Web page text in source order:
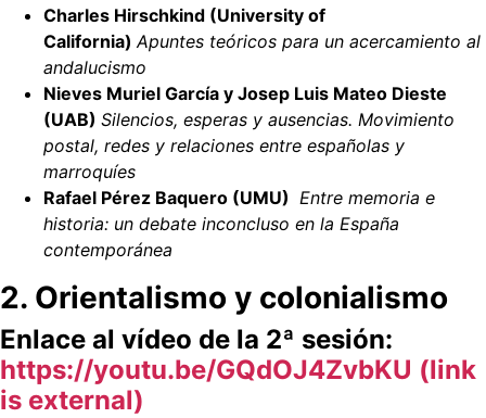
Charles Hirschkind (University of
California)Apuntes teóricos para un acercamiento al
andalucismo
Nieves Muriel García y Josep Luis Mateo Dieste
(UAB) Silencios, esperas y ausencias. Movimiento
postal, redes y relaciones entre españolas y
marroquíes
Rafael Pérez Baquero (UMU) Entre memoria e
historia: un debate inconcluso en la España
contemporánea
2. Orientalismo y colonialismo
Enlace al vídeo de la 2ª sesión:
https://youtu.be/GQdOJ4ZvbKU (link
is external)